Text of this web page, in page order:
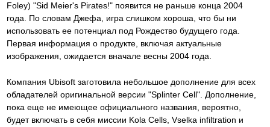
Foley) "Sid Meier's Pirates!" появится не раньше конца 2004
года. По словам Джефа, игра слишком хороша, что бы ни
использовать ее потенциал под Рождество будущего года.
Первая информация о продукте, включая актуальные
изображения, ожидается вначале весны 2004 года.
Компания Ubisoft заготовила небольшое дополнение для всех
обладателей оригинальной версии "Splinter Cell". Дополнение,
пока еще не имеющее официального названия, вероятно,
будет включать в себя миссии Kola Cells, Vselka infiltration и